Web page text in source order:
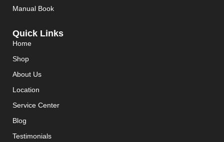
Manual Book
Quick Links
Home
Shop
About Us
Location
Service Center
Blog
Testimonials